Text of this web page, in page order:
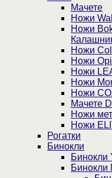
Мачете
Ножи
Ножи
Ножи
Ножи
Ножи
Ножи
Ножи
Мачете
Ножи
Ножи
Рогатки
Бинокли
Бинокли
Бинокли